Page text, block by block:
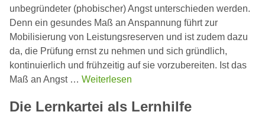
unbegründeter (phobischer) Angst unterschieden werden.
Denn ein gesundes Maß an Anspannung führt zur
Mobilisierung von Leistungsreserven und ist zudem dazu
da, die Prüfung ernst zu nehmen und sich gründlich,
kontinuierlich und frühzeitig auf sie vorzubereiten. Ist das
Maß an Angst … Weiterlesen
Die Lernkartei als Lernhilfe